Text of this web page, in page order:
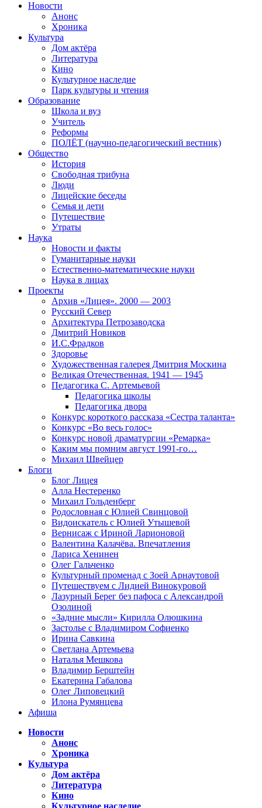
Новости
Анонс
Хроника
Культура
Дом актёра
Литература
Кино
Культурное наследие
Парк культуры и чтения
Образование
Школа и вуз
Учитель
Реформы
ПОЛЁТ (научно-педагогический вестник)
Общество
История
Свободная трибуна
Люди
Лицейские беседы
Семья и дети
Путешествие
Утраты
Наука
Новости и факты
Гуманитарные науки
Естественно-математические науки
Наука в лицах
Проекты
Архив «Лицея». 2000 — 2003
Русский Север
Архитектура Петрозаводска
Дмитрий Новиков
И.С.Фрадков
Здоровье
Художественная галерея Дмитрия Москина
Великая Отечественная. 1941 — 1945
Педагогика С. Артемьевой
Педагогика школы
Педагогика двора
Конкурс короткого рассказа «Сестра таланта»
Конкурс «Во весь голос»
Конкурс новой драматургии «Ремарка»
Каким мы помним август 1991-го…
Михаил Швейцер
Блоги
Блог Лицея
Алла Нестеренко
Михаил Гольденберг
Родословная с Юлией Свинцовой
Видоискатель с Юлией Утышевой
Вернисаж с Ириной Ларионовой
Валентина Калачёва. Впечатления
Лариса Хенинен
Олег Гальченко
Культурный променад с Зоей Арнаутовой
Путешествуем с Лидией Винокуровой
Лазурный Берег без пафоса с Александрой
Озолиной
«Задние мысли» Кирилла Олюшкина
Застолье с Владимиром Софиенко
Ирина Савкина
Светлана Артемьева
Наталья Мешкова
Владимир Берштейн
Екатерина Габалова
Олег Липовецкий
Илона Румянцева
Афиша
Новости
Анонс
Хроника
Культура
Дом актёра
Литература
Кино